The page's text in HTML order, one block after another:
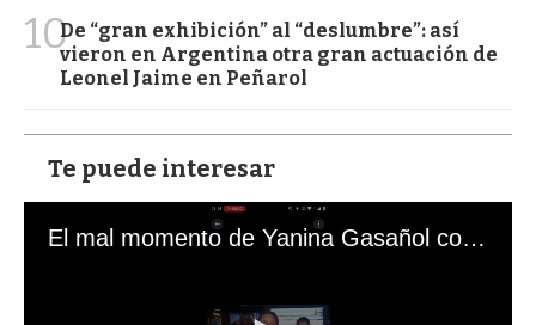
10De “gran exhibición” al “deslumbre”: así
vieron en Argentina otra gran actuación de
Leonel Jaime en Peñarol
Te puede interesar
El mal momento de Yanina Gasañol con un hincha argentino en "Subrayado"